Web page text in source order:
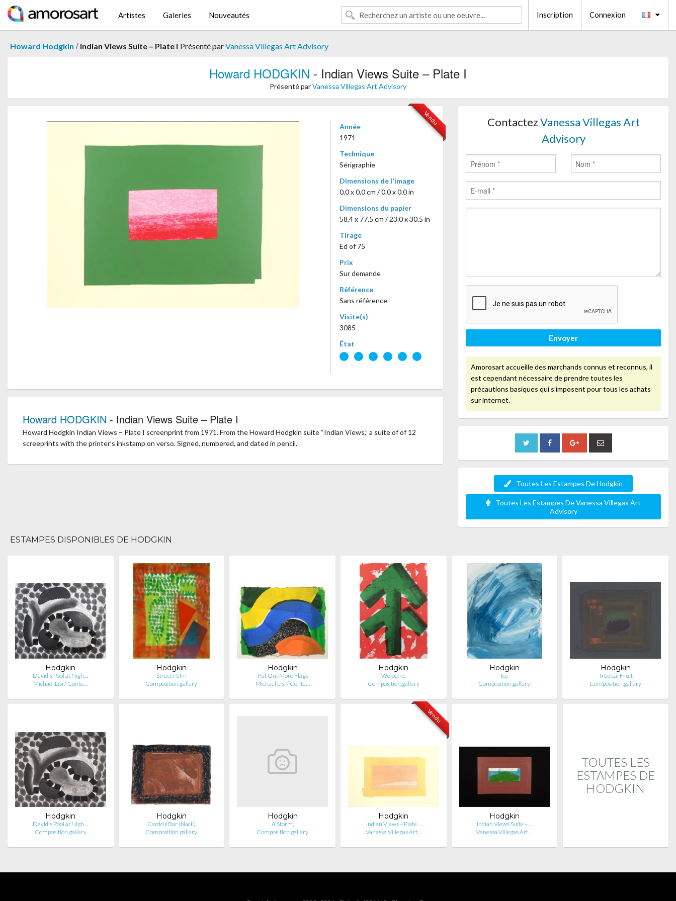
Artistes Galeries Nouveautés Inscription Connexion
Howard Hodgkin / Indian Views Suite – Plate I Présenté parVanessa Villegas Art Advisory
Howard HODGKIN - Indian Views Suite – Plate I
Présenté parVanessa Villegas Art Advisory
Vendu
Année
1971
Technique
Sérigraphie
Dimensions de l'image
0,0 x 0,0 cm / 0.0 x 0.0 in
Dimensions du papier
58,4 x 77,5 cm / 23.0 x 30.5 in
Tirage
Ed of 75
Prix
Sur demande
Référence
Sans référence
Visite(s)
3085
État
Howard HODGKIN - Indian Views Suite – Plate I
Howard Hodgkin Indian Views – Plate I screenprint from 1971. From the Howard Hodgkin suite “Indian Views,” a suite of of 12
screeprints with the printer’s inkstamp on verso. Signed, numbered, and dated in pencil.
ContactezVanessa Villegas Art
Advisory
Envoyer
Amorosart accueille des marchands connus et reconnus, il
est cependant nécessaire de prendre toutes les
précautions basiques qui s’imposent pour tous les achats
sur internet.
Toutes Les Estampes De Hodgkin
Toutes Les Estampes De Vanessa Villegas Art
Advisory
ESTAMPES DISPONIBLES DE HODGKIN
Hodgkin
David's Pool at Nigh…
Michael Lisi / Conte…
Hodgkin
Street Palm
Composition.gallery
Hodgkin
Put Out More Flags
Michael Lisi / Conte…
Hodgkin
Welcome
Composition.gallery
Hodgkin
Ice
Composition.gallery
Hodgkin
Tropical Fruit
Composition.gallery
Hodgkin
David's Pool at Nigh…
Composition.gallery
Hodgkin
Cardo's Bar (black)
Composition.gallery
Hodgkin
A Storm,
Composition.gallery
Vendu
Hodgkin
Indian Views – Plate…
Vanessa Villegas Art…
Hodgkin
Indian Views Suite –…
Vanessa Villegas Art…
TOUTES LES
ESTAMPES DE
HODGKIN